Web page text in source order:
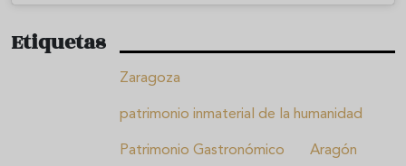
Etiquetas
Zaragoza
patrimonio inmaterial de la humanidad
Patrimonio Gastronómico Aragón